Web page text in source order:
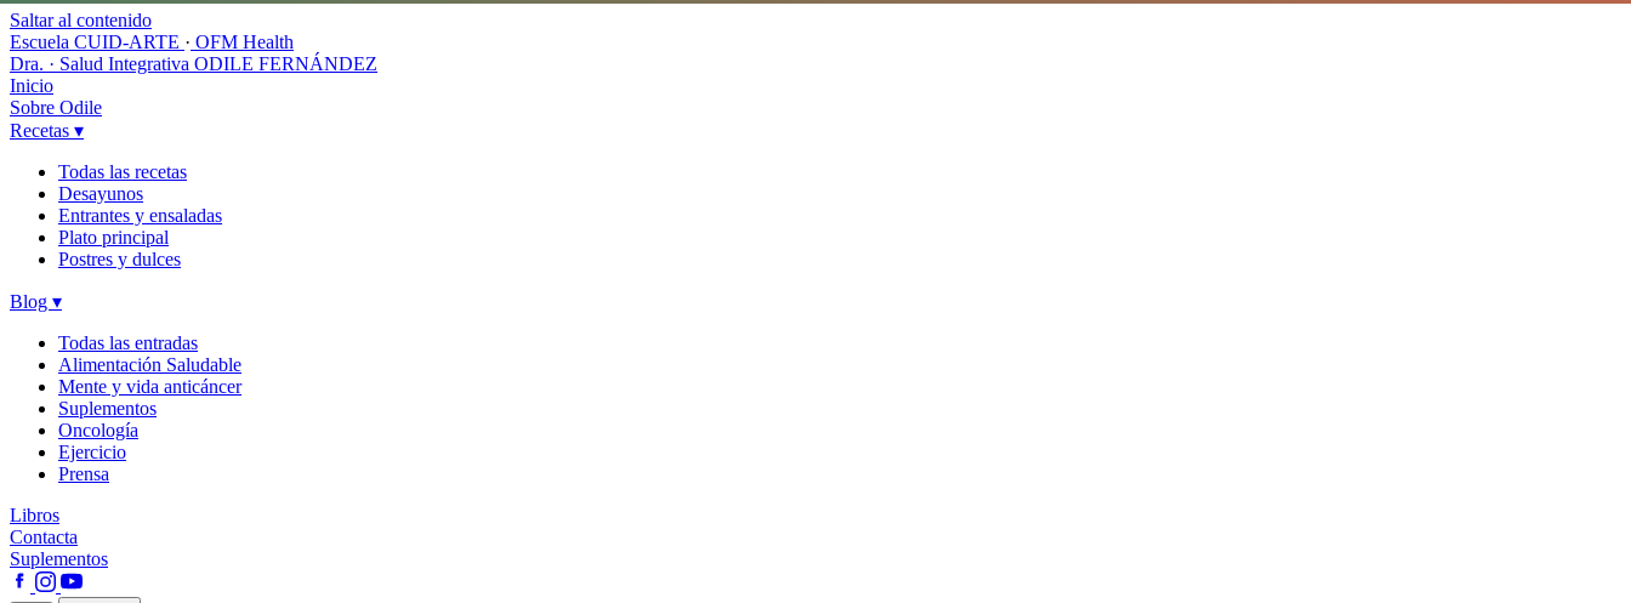
Saltar al contenido
Escuela CUID-ARTE · OFM Health
Dra. · Salud Integrativa ODILE FERNÁNDEZ
Inicio
Sobre Odile
Recetas ▾
Todas las recetas
Desayunos
Entrantes y ensaladas
Plato principal
Postres y dulces
Blog ▾
Todas las entradas
Alimentación Saludable
Mente y vida anticáncer
Suplementos
Oncología
Ejercicio
Prensa
Libros
Contacta
Suplementos